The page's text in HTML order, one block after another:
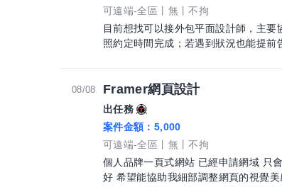
可遠端-全區
無
不拘
目前想找可以接外包平面設計師，主
照約定時間完成；若遇到狀況也能提前告知，不
整理好圖層，方便後續修改尺寸使用 希望你具備： ・有社群小編、美編、平面設計相關
經驗 ・熟悉 Adobe Illustrator ・具備
等印刷品
08/08 Framer網頁設計
出任務
案件金額： 5,000
可遠端-全區
無
不拘
個人品牌一頁式網站 已經申請網域 只
好 希望能協助我細部調整網頁的視覺美